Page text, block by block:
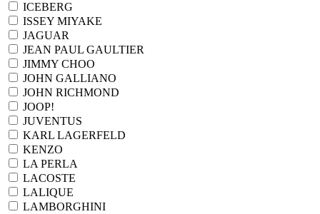
ICEBERG
ISSEY MIYAKE
JAGUAR
JEAN PAUL GAULTIER
JIMMY CHOO
JOHN GALLIANO
JOHN RICHMOND
JOOP!
JUVENTUS
KARL LAGERFELD
KENZO
LA PERLA
LACOSTE
LALIQUE
LAMBORGHINI